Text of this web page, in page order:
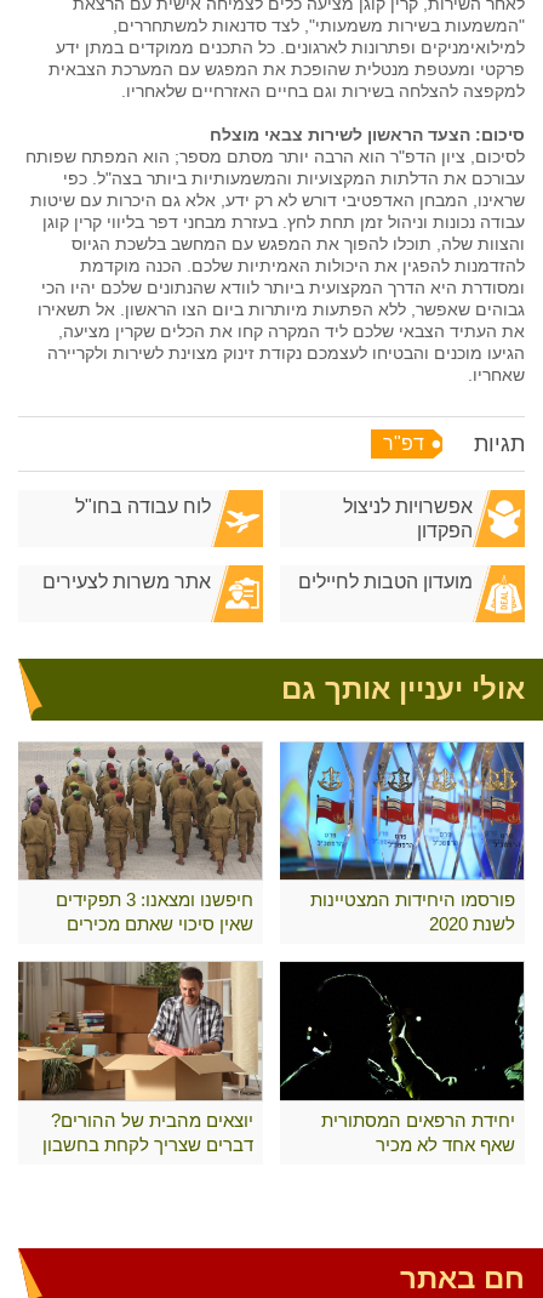
"המשמעות בשירות משמעותי", לצד סדנאות למשתחררים,
למילואימניקים ופתרונות לארגונים. כל התכנים ממוקדים במתן ידע
פרקטי ומעטפת מנטלית שהופכת את המפגש עם המערכת הצבאית
למקפצה להצלחה בשירות וגם בחיים האזרחיים שלאחריו.
סיכום: הצעד הראשון לשירות צבאי מוצלח
לסיכום, ציון הדפ"ר הוא הרבה יותר מסתם מספר; הוא המפתח שפותח
עבורכם את הדלתות המקצועיות והמשמעותיות ביותר בצה"ל. כפי
שראינו, המבחן האדפטיבי דורש לא רק ידע, אלא גם היכרות עם שיטות
עבודה נכונות וניהול זמן תחת לחץ. בעזרת מבחני דפר בליווי קרין קוגן
והצוות שלה, תוכלו להפוך את המפגש עם המחשב בלשכת הגיוס
להזדמנות להפגין את היכולות האמיתיות שלכם. הכנה מוקדמת
ומסודרת היא הדרך המקצועית ביותר לוודא שהנתונים שלכם יהיו הכי
גבוהים שאפשר, ללא הפתעות מיותרות ביום הצו הראשון. אל תשאירו
את העתיד הצבאי שלכם ליד המקרה קחו את הכלים שקרין מציעה,
הגיעו מוכנים והבטיחו לעצמכם נקודת זינוק מצוינת לשירות ולקריירה
שאחריו.
תגיות דפ"ר
אפשרויות לניצול
הפקדון
לוח עבודה בחו"ל
מועדון הטבות לחיילים אתר משרות לצעירים
אולי יעניין אותך גם
פורסמו היחידות המצטיינות
לשנת 2020
חיפשנו ומצאנו: 3 תפקידים
שאין סיכוי שאתם מכירים
יחידת הרפאים המסתורית
שאף אחד לא מכיר
יוצאים מהבית של ההורים?
דברים שצריך לקחת בחשבון
חם באתר